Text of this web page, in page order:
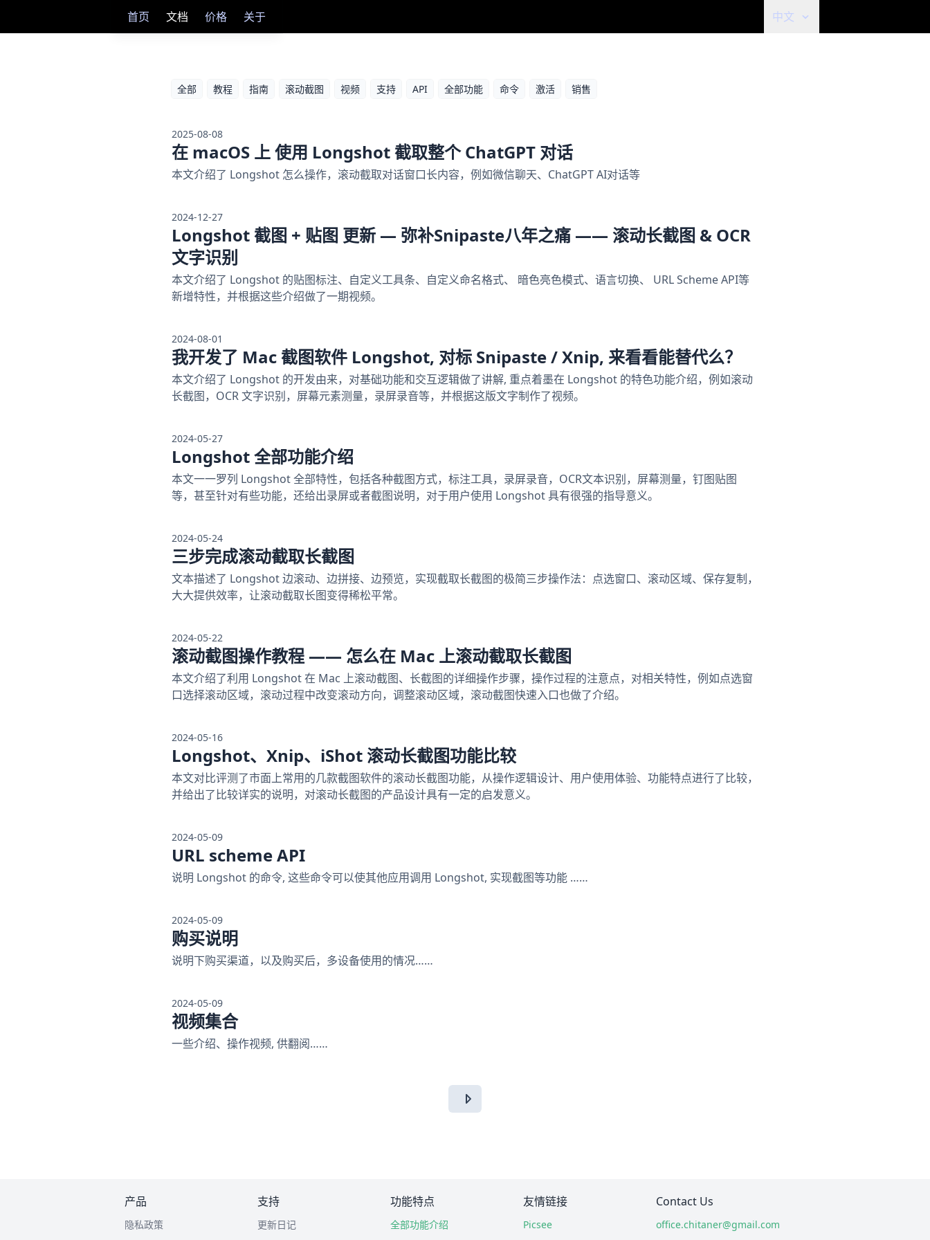
首页 文档 价格 关于 中文
全部 教程 指南 滚动截图 视频 支持 API 全部功能 命令 激活 销售
2025-08-08
在 macOS 上 使用 Longshot 截取整个 ChatGPT 对话
本文介绍了 Longshot 怎么操作，滚动截取对话窗口长内容，例如微信聊天、ChatGPT AI对话等
2024-12-27
Longshot 截图 + 贴图 更新 — 弥补Snipaste八年之痛 —— 滚动长截图 & OCR
文字识别
本文介绍了 Longshot 的贴图标注、自定义工具条、自定义命名格式、 暗色亮色模式、语言切换、 URL Scheme API等
新增特性，并根据这些介绍做了一期视频。
2024-08-01
我开发了 Mac 截图软件 Longshot, 对标 Snipaste / Xnip, 来看看能替代么？
本文介绍了 Longshot 的开发由来，对基础功能和交互逻辑做了讲解, 重点着墨在 Longshot 的特色功能介绍，例如滚动
长截图，OCR 文字识别，屏幕元素测量，录屏录音等，并根据这版文字制作了视频。
2024-05-27
Longshot 全部功能介绍
本文一一罗列 Longshot 全部特性，包括各种截图方式，标注工具，录屏录音，OCR文本识别，屏幕测量，钉图贴图
等，甚至针对有些功能，还给出录屏或者截图说明，对于用户使用 Longshot 具有很强的指导意义。
2024-05-24
三步完成滚动截取长截图
文本描述了 Longshot 边滚动、边拼接、边预览，实现截取长截图的极简三步操作法：点选窗口、滚动区域、保存复制，
大大提供效率，让滚动截取长图变得稀松平常。
2024-05-22
滚动截图操作教程 —— 怎么在 Mac 上滚动截取长截图
本文介绍了利用 Longshot 在 Mac 上滚动截图、长截图的详细操作步骤，操作过程的注意点，对相关特性，例如点选窗
口选择滚动区域，滚动过程中改变滚动方向，调整滚动区域，滚动截图快速入口也做了介绍。
2024-05-16
Longshot、Xnip、iShot 滚动长截图功能比较
本文对比评测了市面上常用的几款截图软件的滚动长截图功能，从操作逻辑设计、用户使用体验、功能特点进行了比较，
并给出了比较详实的说明，对滚动长截图的产品设计具有一定的启发意义。
2024-05-09
URL scheme API
说明 Longshot 的命令, 这些命令可以使其他应用调用 Longshot, 实现截图等功能 ……
2024-05-09
购买说明
说明下购买渠道，以及购买后，多设备使用的情况……
2024-05-09
视频集合
一些介绍、操作视频, 供翻阅……
产品
隐私政策
支持
更新日记
功能特点
全部功能介绍
友情链接
Picsee
Contact Us
office.chitaner@gmail.com